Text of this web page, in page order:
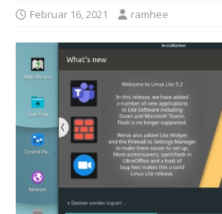
Februar 16, 2021 ramhee